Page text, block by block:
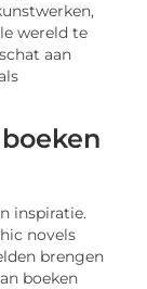
wereld te
aan
inspiratie.
novels
brengen
boeken